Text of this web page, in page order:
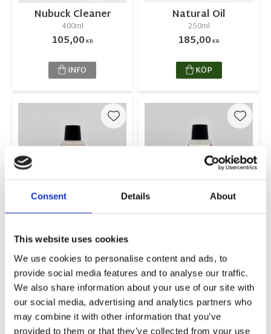
Consent Details About
This website uses cookies
We use cookies to personalise content and ads, to
provide social media features and to analyse our traffic.
We also share information about your use of our site with
our social media, advertising and analytics partners who
may combine it with other information that you’ve
provided to them or that they’ve collected from your use
Nubuck Cleaner
400ml
105,00KR
INFO
Natural Oil
250ml
185,00KR
KÖP
Cleaner
250ml
179,00 KR
Lägg till i favoriter
KÖP
299,00KR
Lägg
KÖP